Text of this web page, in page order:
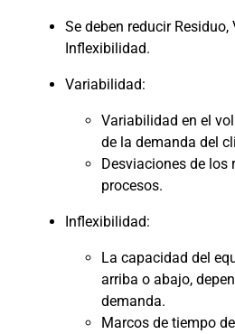
Se deben reducir
Inflexibilidad.
Variabilidad:
Variabilidad en el
de la demanda del
Desviaciones de los
procesos.
Inflexibilidad:
La capacidad del
arriba o abajo,
demanda.
Marcos de tiempo